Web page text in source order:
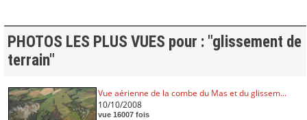
PHOTOS LES PLUS VUES pour : "glissement de
terrain"
Vue aérienne de la combe du Mas et du glissem...
10/10/2008
vue 16007 fois